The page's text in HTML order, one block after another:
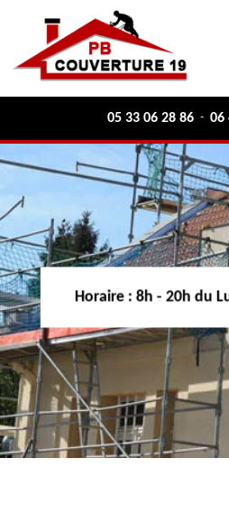
05 33 06 28 86 - 06
Horaire : 8h - 20h du